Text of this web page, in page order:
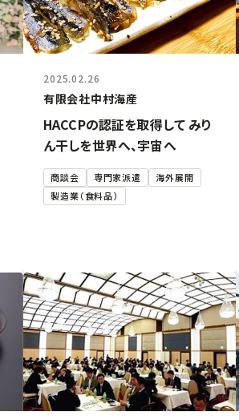
2025.02.26
有限会社中村海産
HACCPの認証を取得して みり
ん干しを世界へ、宇宙へ
商談会 専門家派遣
海外展開
製造業（食料品）